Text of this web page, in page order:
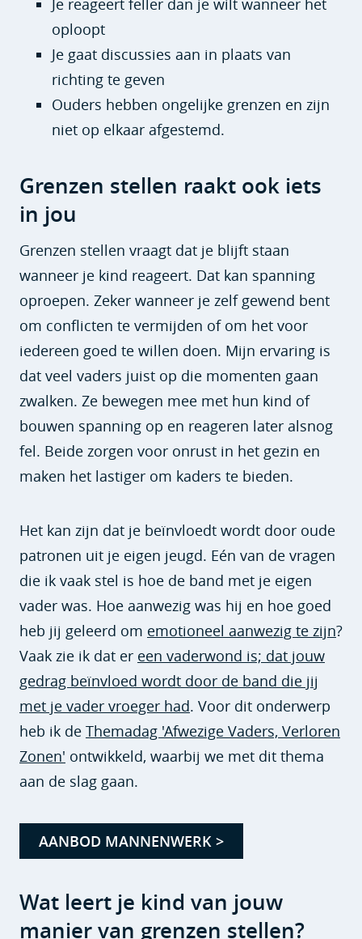
Je reageert feller dan je wilt wanneer het
oploopt
Je gaat discussies aan in plaats van
richting te geven
Ouders hebben ongelijke grenzen en zijn
niet op elkaar afgestemd.
Grenzen stellen raakt ook iets
in jou
Grenzen stellen vraagt dat je blijft staan
wanneer je kind reageert. Dat kan spanning
oproepen. Zeker wanneer je zelf gewend bent
om conflicten te vermijden of om het voor
iedereen goed te willen doen. Mijn ervaring is
dat veel vaders juist op die momenten gaan
zwalken. Ze bewegen mee met hun kind of
bouwen spanning op en reageren later alsnog
fel. Beide zorgen voor onrust in het gezin en
maken het lastiger om kaders te bieden.
Het kan zijn dat je beïnvloedt wordt door oude
patronen uit je eigen jeugd. Eén van de vragen
die ik vaak stel is hoe de band met je eigen
vader was. Hoe aanwezig was hij en hoe goed
heb jij geleerd om emotioneel aanwezig te zijn?
Vaak zie ik dat er een vaderwond is; dat jouw
gedrag beïnvloed wordt door de band die jij
met je vader vroeger had. Voor dit onderwerp
heb ik de Themadag 'Afwezige Vaders, Verloren
Zonen' ontwikkeld, waarbij we met dit thema
aan de slag gaan.
AANBOD MANNENWERK >
Wat leert je kind van jouw
manier van grenzen stellen?